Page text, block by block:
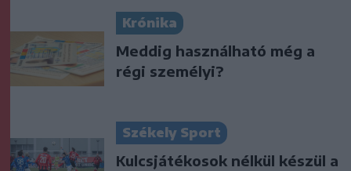
Krónika
Meddig használható még a
régi személyi?
Székely Sport
Kulcsjátékosok nélkül készül a